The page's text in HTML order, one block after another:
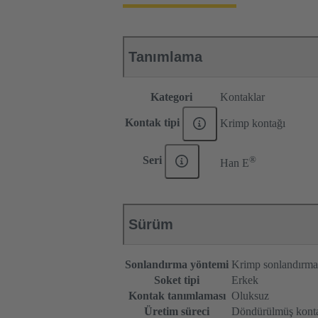
Tanımlama
Kategori Kontaklar
Kontak tipi Krimp kontağı
Seri Han E®
Sürüm
Sonlandırma yöntemi Krimp sonlandırma
Soket tipi
Erkek
Kontak tanımlaması Oluksuz
Üretim süreci
Döndürülmüş